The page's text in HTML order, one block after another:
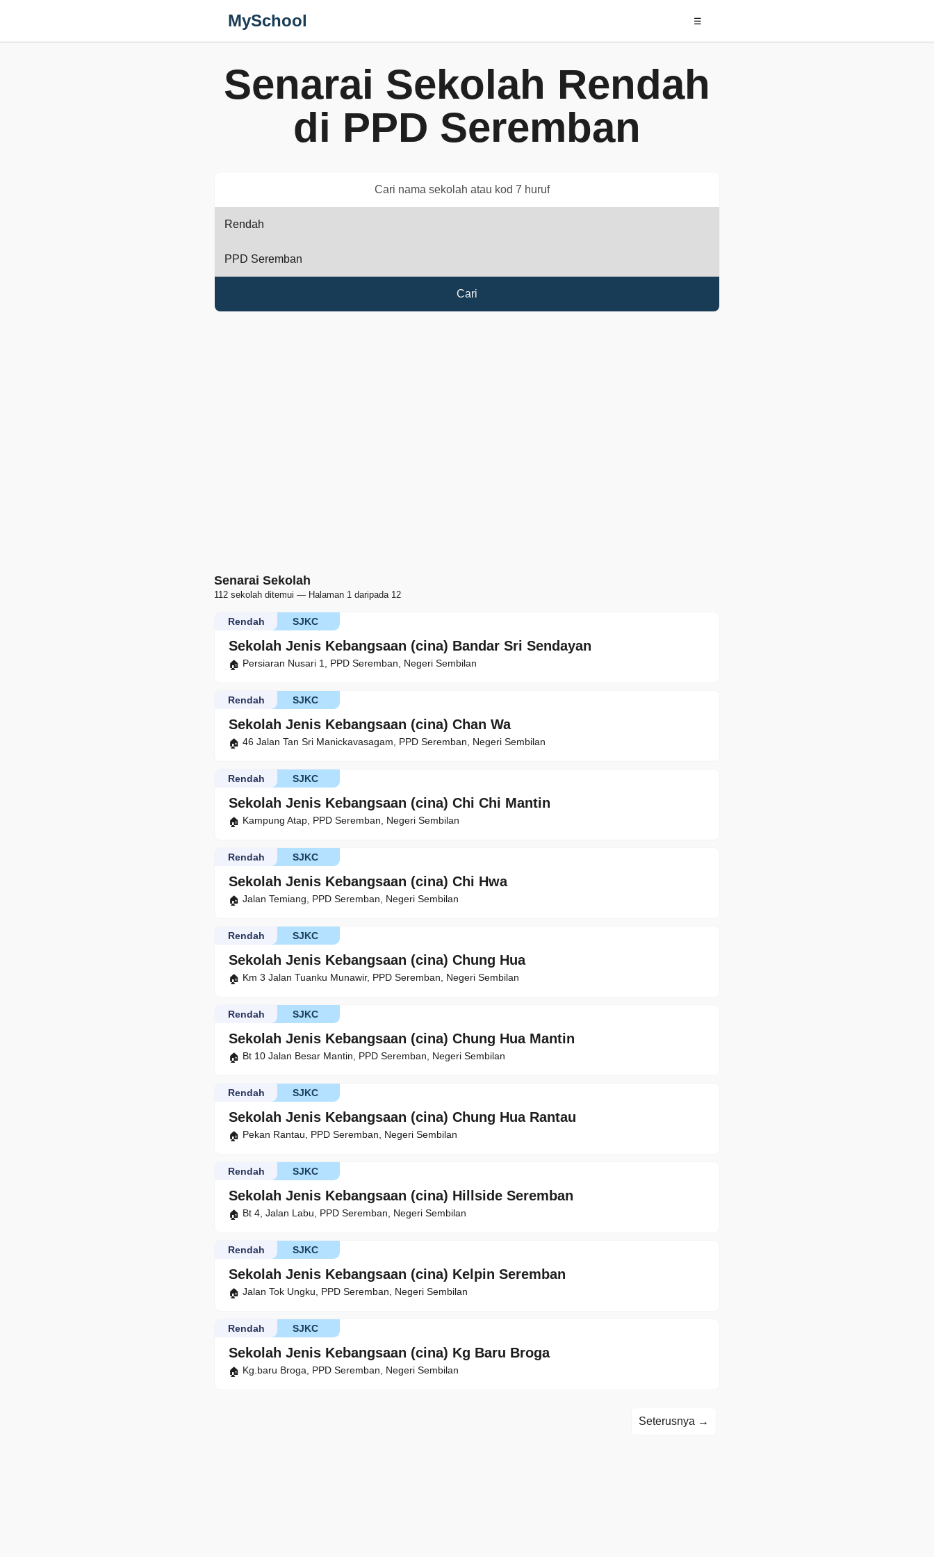
MySchool ☰
Senarai Sekolah Rendah
di PPD Seremban
Cari
Senarai Sekolah
112 sekolah ditemui — Halaman 1 daripada 12
Sekolah Jenis Kebangsaan (cina) Bandar Sri Sendayan
SJKC
Rendah
Persiaran Nusari 1, PPD Seremban, Negeri Sembilan
Sekolah Jenis Kebangsaan (cina) Chan Wa
SJKC
Rendah
46 Jalan Tan Sri Manickavasagam, PPD Seremban, Negeri Sembilan
Sekolah Jenis Kebangsaan (cina) Chi Chi Mantin
SJKC
Rendah
Kampung Atap, PPD Seremban, Negeri Sembilan
Sekolah Jenis Kebangsaan (cina) Chi Hwa
SJKC
Rendah
Jalan Temiang, PPD Seremban, Negeri Sembilan
Sekolah Jenis Kebangsaan (cina) Chung Hua
SJKC
Rendah
Km 3 Jalan Tuanku Munawir, PPD Seremban, Negeri Sembilan
Sekolah Jenis Kebangsaan (cina) Chung Hua Mantin
SJKC
Rendah
Bt 10 Jalan Besar Mantin, PPD Seremban, Negeri Sembilan
Sekolah Jenis Kebangsaan (cina) Chung Hua Rantau
SJKC
Rendah
Pekan Rantau, PPD Seremban, Negeri Sembilan
Sekolah Jenis Kebangsaan (cina) Hillside Seremban
SJKC
Rendah
Bt 4, Jalan Labu, PPD Seremban, Negeri Sembilan
Sekolah Jenis Kebangsaan (cina) Kelpin Seremban
SJKC
Rendah
Jalan Tok Ungku, PPD Seremban, Negeri Sembilan
Sekolah Jenis Kebangsaan (cina) Kg Baru Broga
SJKC
Rendah
Kg.baru Broga, PPD Seremban, Negeri Sembilan
Seterusnya →